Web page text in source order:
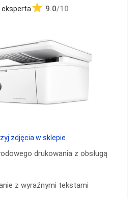
eksperta 9.0/10
drukowania z obsługą
z wyraźnymi tekstami
zdjęcia w sklepie